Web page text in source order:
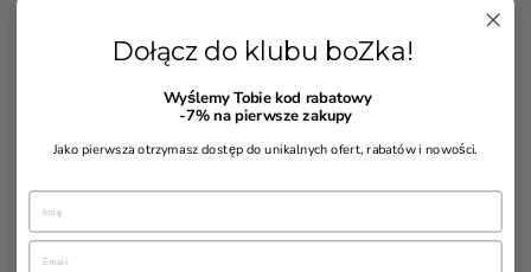
Naturalna bawełniana torba
Cena
12,99 zł
Dołącz do klubu boZka!
Wyślemy Tobie kod rabatowy
-7%na pierwsze zakupy
Jako pierwsza otrzymasz dostęp do unikalnych ofert, rabatów i nowości.